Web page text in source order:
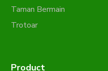
Taman Bermain
Trotoar
Product